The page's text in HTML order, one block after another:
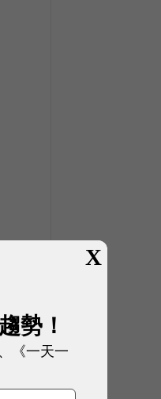
X
勢！
《一天一